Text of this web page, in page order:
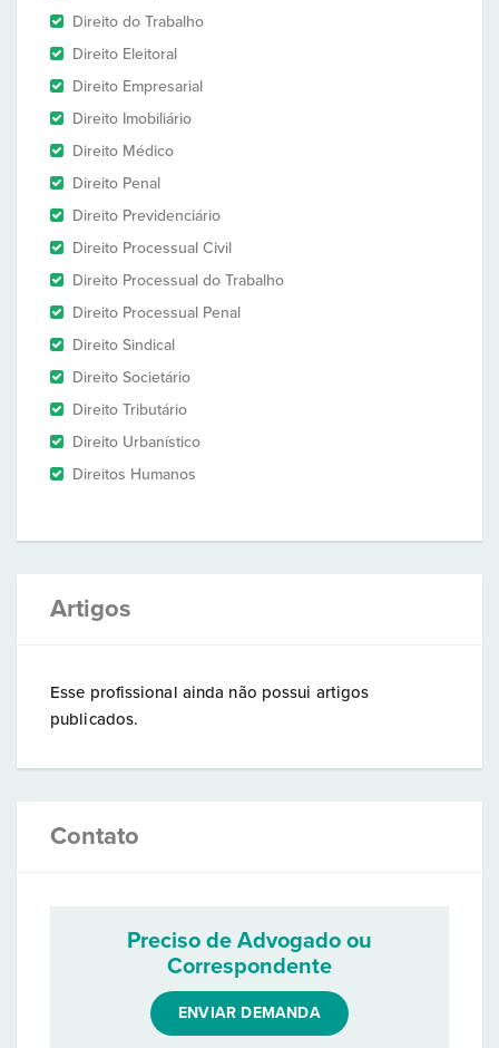
Direito do Trabalho
Direito Eleitoral
Direito Empresarial
Direito Imobiliário
Direito Médico
Direito Penal
Direito Previdenciário
Direito Processual Civil
Direito Processual do Trabalho
Direito Processual Penal
Direito Sindical
Direito Societário
Direito Tributário
Direito Urbanístico
Direitos Humanos
Artigos
Esse profissional ainda não possui artigos
publicados.
Contato
Preciso de Advogado ou
Correspondente
ENVIAR DEMANDA